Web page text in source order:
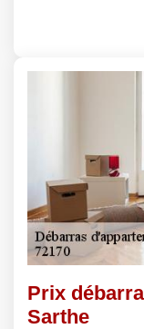
Prix
Sarthe